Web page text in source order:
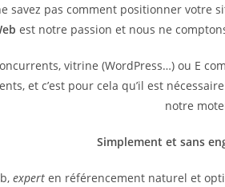
savez pas comment positionner votre
est notre passion et nous ne
vitrine (WordPress…) ou E
et c’est pour cela qu’il est
notre
Simplement et sans
expert en référencement naturel et